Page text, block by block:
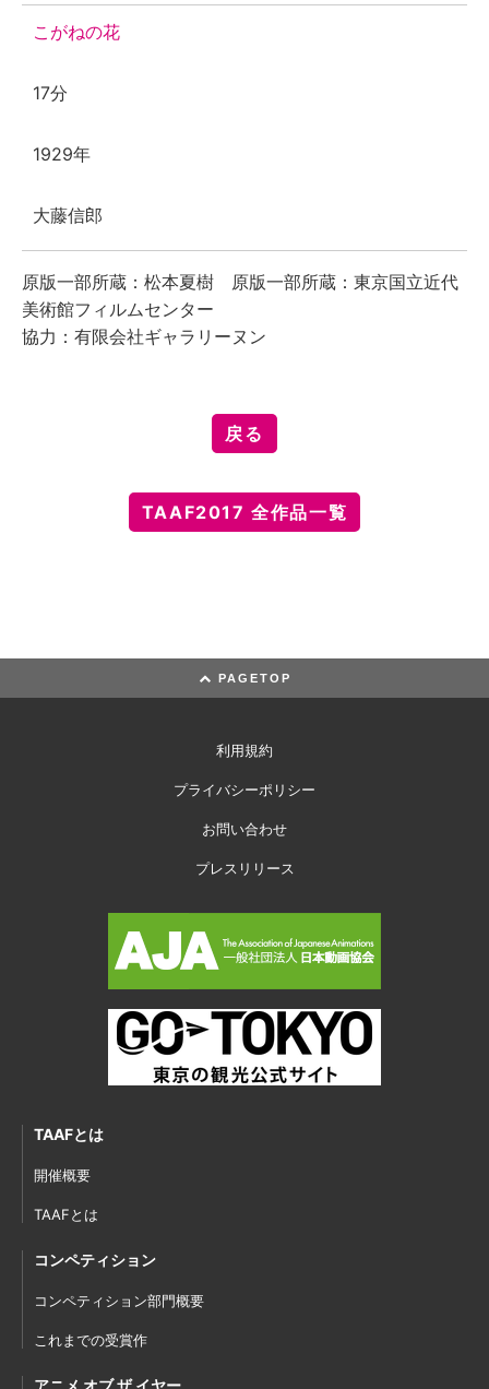
こがねの花
17分
1929年
大藤信郎
原版一部所蔵：松本夏樹 原版一部所蔵：東京国立近代
美術館フィルムセンター
協力：有限会社ギャラリーヌン
戻る
TAAF2017 全作品一覧
PAGETOP
利用規約
プライバシーポリシー
お問い合わせ
プレスリリース
TAAFとは
開催概要
TAAFとは
コンペティション
コンペティション部門概要
これまでの受賞作
アニメ オブ ザ イヤー